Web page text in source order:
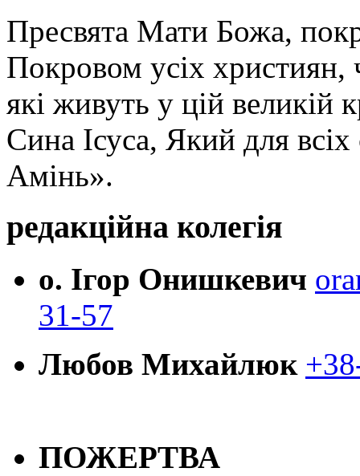
Пресвята Мати Божа,
Покровом усіх християн,
які живуть у цій великій
Сина Ісуса, Який для
Амінь».
редакційна колегія
о. Ігор Онишкевич
31-57
Любов Михайлюк
ПОЖЕРТВА